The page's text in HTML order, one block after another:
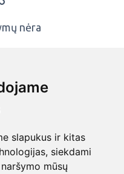
slapukus ir kitas
siekdami
mūsų
nėra